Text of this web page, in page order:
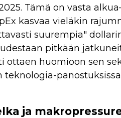
Tämä on vasta
kasvaa vieläkin
suurempia"
pitkään
ottaen huomioon sen
teknologia-
ja